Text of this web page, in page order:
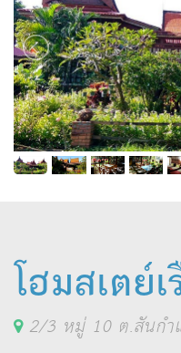
โฮมสเตย์
2/3 หมู่ 10 ต.สันกำ